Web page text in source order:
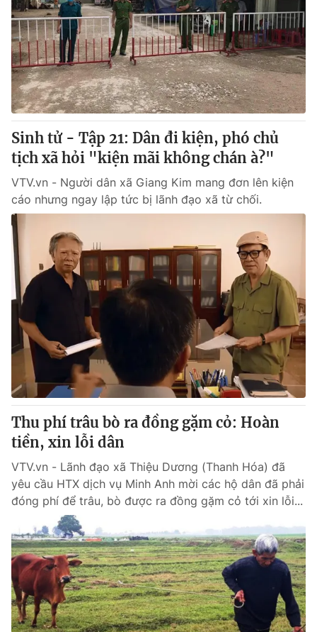
® Cấm sao chép dưới mọi hình thức nếu không có sự chấp
thuận bằng văn bản. Ghi rõ nguồn VTV.vn khi phát hành lại
thông tin từ website này.
Sinh tử - Tập 21: Dân đi kiện, phó chủ
tịch xã hỏi "kiện mãi không chán à?"
VTV.vn - Người dân xã Giang Kim mang đơn lên kiện
cáo nhưng ngay lập tức bị lãnh đạo xã từ chối.
Thu phí trâu bò ra đồng gặm cỏ: Hoàn
tiền, xin lỗi dân
VTV.vn - Lãnh đạo xã Thiệu Dương (Thanh Hóa) đã
yêu cầu HTX dịch vụ Minh Anh mời các hộ dân đã phải
đóng phí để trâu, bò được ra đồng gặm cỏ tới xin lỗi...